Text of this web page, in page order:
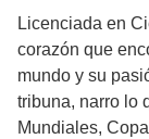
Licenciada en
corazón que
mundo y su
tribuna, narro lo
Mundiales,